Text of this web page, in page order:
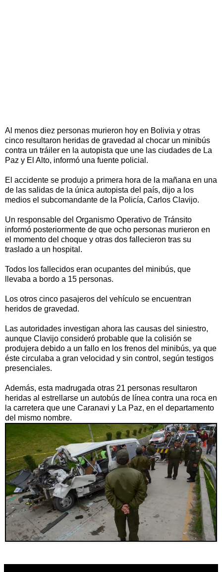
Al menos diez personas murieron hoy en Bolivia y otras
cinco resultaron heridas de gravedad al chocar un minibús
contra un tráiler en la autopista que une las ciudades de La
Paz y El Alto, informó una fuente policial.
El accidente se produjo a primera hora de la mañana en una
de las salidas de la única autopista del país, dijo a los
medios el subcomandante de la Policía, Carlos Clavijo.
Un responsable del Organismo Operativo de Tránsito
informó posteriormente de que ocho personas murieron en
el momento del choque y otras dos fallecieron tras su
traslado a un hospital.
Todos los fallecidos eran ocupantes del minibús, que
llevaba a bordo a 15 personas.
Los otros cinco pasajeros del vehículo se encuentran
heridos de gravedad.
Las autoridades investigan ahora las causas del siniestro,
aunque Clavijo consideró probable que la colisión se
produjera debido a un fallo en los frenos del minibús, ya que
éste circulaba a gran velocidad y sin control, según testigos
presenciales.
Además, esta madrugada otras 21 personas resultaron
heridas al estrellarse un autobús de línea contra una roca en
la carretera que une Caranavi y La Paz, en el departamento
del mismo nombre.